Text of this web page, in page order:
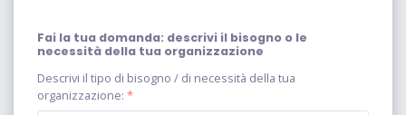
Fai la tua domanda: descrivi il bisogno o le
necessità della tua organizzazione
Descrivi il tipo di bisogno / di necessità della tua
organizzazione: *